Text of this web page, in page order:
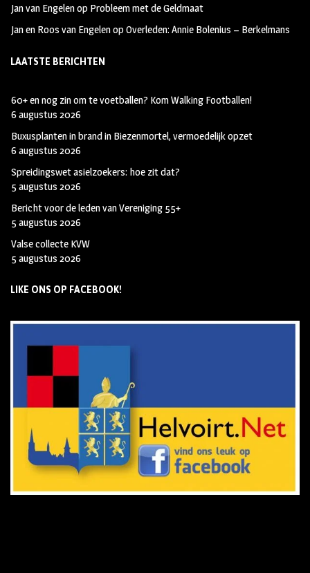
Jan van Engelenop Probleem met de Geldmaat
Jan en Roos van EngelenopOverleden: Annie Bolenius – Berkelmans
LAATSTE BERICHTEN
60+ en nog zin om te voetballen? Kom Walking Footballen!
6 augustus 2026
Buxusplanten in brand in Biezenmortel, vermoedelijk opzet
6 augustus 2026
Spreidingswet asielzoekers: hoe zit dat?
5 augustus 2026
Bericht voor de leden van Vereniging 55+
5 augustus 2026
Valse collecte KVW
5 augustus 2026
LIKE ONS OP FACEBOOK!